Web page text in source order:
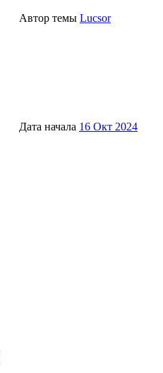
Автор темы Lucsor
Дата начала 16 Окт 2024